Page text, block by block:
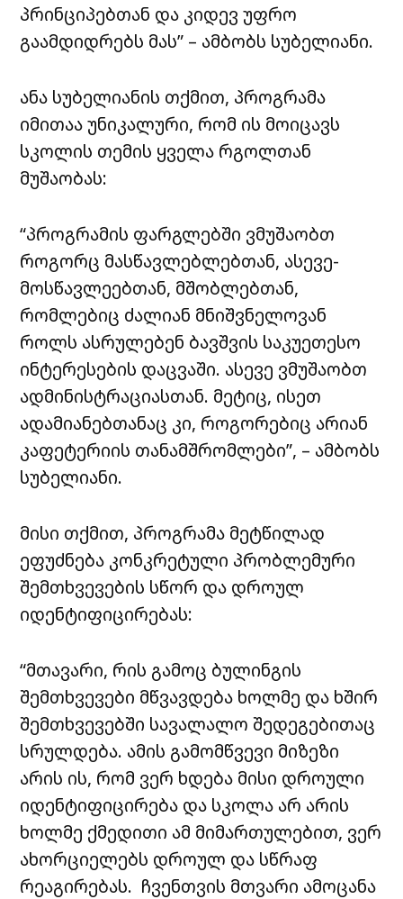
პრინციპებთან და კიდევ უფრო
გაამდიდრებს მას” – ამბობს სუბელიანი.
ანა სუბელიანის თქმით, პროგრამა
იმითაა უნიკალური, რომ ის მოიცავს
სკოლის თემის ყველა რგოლთან
მუშაობას:
“პროგრამის ფარგლებში ვმუშაობთ
როგორც მასწავლებლებთან, ასევე-
მოსწავლეებთან, მშობლებთან,
რომლებიც ძალიან მნიშვნელოვან
როლს ასრულებენ ბავშვის საკუეთესო
ინტერესების დაცვაში. ასევე ვმუშაობთ
ადმინისტრაციასთან. მეტიც, ისეთ
ადამიანებთანაც კი, როგორებიც არიან
კაფეტერიის თანამშრომლები”, – ამბობს
სუბელიანი.
მისი თქმით, პროგრამა მეტწილად
ეფუძნება კონკრეტული პრობლემური
შემთხვევების სწორ და დროულ
იდენტიფიცირებას:
“მთავარი, რის გამოც ბულინგის
შემთხვევები მწვავდება ხოლმე და ხშირ
შემთხვევებში სავალალო შედეგებითაც
სრულდება. ამის გამომწვევი მიზეზი
არის ის, რომ ვერ ხდება მისი დროული
იდენტიფიცირება და სკოლა არ არის
ხოლმე ქმედითი ამ მიმართულებით, ვერ
ახორციელებს დროულ და სწრაფ
რეაგირებას. ჩვენთვის მთვარი ამოცანა